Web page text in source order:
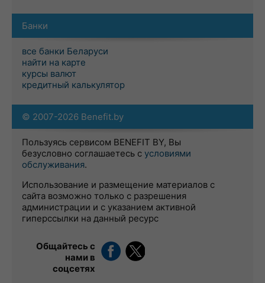
Банки
все банки Беларуси
найти на карте
курсы валют
кредитный калькулятор
© 2007-2026 Benefit.by
Пользуясь сервисом BENEFIT BY, Вы
безусловно соглашаетесь с условиями
обслуживания.
Использование и размещение материалов с
сайта возможно только с разрешения
администрации и с указанием активной
гиперссылки на данный ресурс
Общайтесь с
нами в
соцсетях